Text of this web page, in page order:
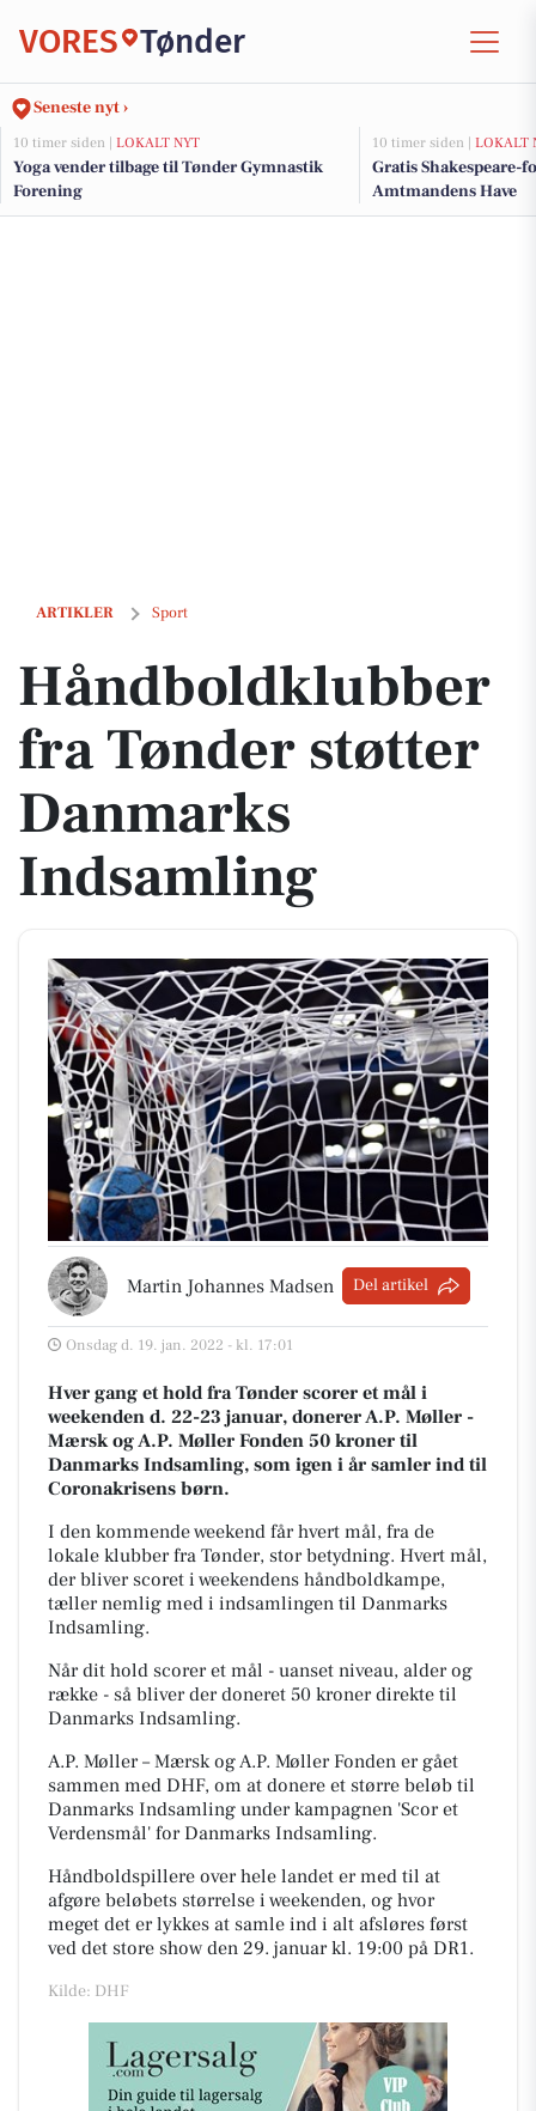
VORES Tønder
Seneste nyt ›
10 timer siden | LOKALT NYT
Yoga vender tilbage til Tønder Gymnastik
Forening
10 timer siden | LOKALT
Gratis Shakespeare-
Amtmandens Have
ARTIKLER Sport
Håndboldklubber fra Tønder støtter Danmarks Indsamling
Håndboldklubber
fra Tønder støtter
Danmarks
Indsamling
Martin Johannes Madsen Del artikel
Onsdag d. 19. jan. 2022 - kl. 17:01
Hver gang et hold fra Tønder scorer et mål i
weekenden d. 22-23 januar, donerer A.P. Møller -
Mærsk og A.P. Møller Fonden 50 kroner til
Danmarks Indsamling, som igen i år samler ind til
Coronakrisens børn.
I den kommende weekend får hvert mål, fra de
lokale klubber fra Tønder, stor betydning. Hvert mål,
der bliver scoret i weekendens håndboldkampe,
tæller nemlig med i indsamlingen til Danmarks
Indsamling.
Når dit hold scorer et mål - uanset niveau, alder og
række - så bliver der doneret 50 kroner direkte til
Danmarks Indsamling.
A.P. Møller – Mærsk og A.P. Møller Fonden er gået
sammen med DHF, om at donere et større beløb til
Danmarks Indsamling under kampagnen 'Scor et
Verdensmål' for Danmarks Indsamling.
Håndboldspillere over hele landet er med til at
afgøre beløbets størrelse i weekenden, og hvor
meget det er lykkes at samle ind i alt afsløres først
ved det store show den 29. januar kl. 19:00 på DR1.
Kilde: DHF